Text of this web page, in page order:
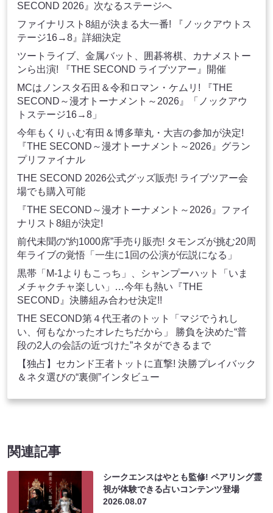
SECOND 2026』次なるステージへ
ファイナリスト8組が決まる大一番! 『ノックアウトス
テージ16→8』詳細決定
ツートライブ、金属バット、囲碁将棋、カナメストー
ンら出演! 『THE SECOND ライブツアー』開催
MCはノンスタ石田＆令和ロマン・ケムリ! 『THE
SECOND～漫才トーナメント～2026』「ノックアウ
トステージ16→8」
今年もくりぃむ有田＆博多華丸・大吉の参加が決定!
『THE SECOND～漫才トーナメント～2026』グラン
プリファイナル
THE SECOND 2026公式グッズ販売! ライブツアー会
場でも購入可能
『THE SECOND～漫才トーナメント～2026』ファイ
ナリスト8組が決定!
前代未聞の“約1000席”手売り販売! タモンズが挑む20周
年ライブの覚悟「一生に1回の公演が伝説になる」
黒帯「M-1よりもこっち」、シャンプーハット「いま
メチャクチャ楽しい」…今年も熱い『THE
SECOND』決勝組み合わせ決定!!
THE SECOND第４代王者のトット「マジでうれし
い、何もなかったオレたちだから」 勝負を決めた“普
段の2人の会話の近づけた”ネタができるまで
【独占】セカンド王者トットに直撃! 決勝プレイバック
＆ネタ選びの“裏側”インタビュー
関連記事
シークエンスはやとも監修! ペアリング霊
視が体験できる占いコンテンツ登場
2026.08.07